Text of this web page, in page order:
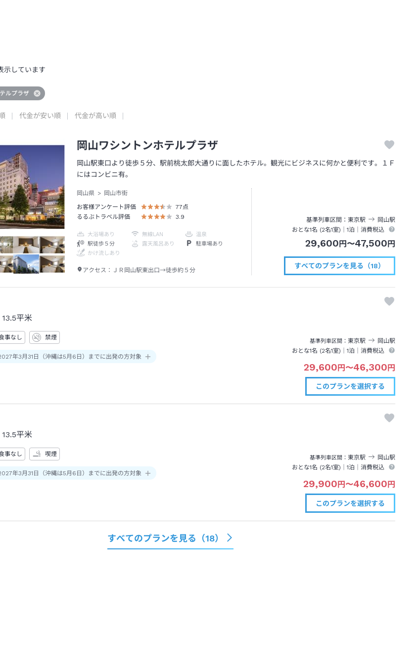
示しています
ルプラザ
代金が安い順 代金が高い順
岡山ワシントンホテルプラザ
岡山駅東口より徒歩５分、駅前桃太郎大通りに面したホテル。観光にビジネスに何かと便利です。１Ｆ
にはコンビニ有。
岡山県
岡山市街
お客様アンケート評価
77点
るるぶトラベル評価
3.9
大浴場あり 無線LAN
温泉
駅徒歩５分
露天風呂あり
駐車場あり
かけ流しあり
アクセス： ＪＲ岡山駅東出口→徒歩約５分
基準列車区間 東京駅 岡山駅
おとな1名 (2名1室)｜1泊 ｜消費税込
29,600円〜47,500円
すべてのプランを見る（18）
13.5平米
事なし 禁煙
年3月31日（沖縄は5月6日）までに出発の方対象
基準列車区間 東京駅 岡山駅
おとな1名 (2名1室)｜1泊 ｜消費税込
29,600円〜46,300円
このプランを選択する
13.5平米
事なし 喫煙
年3月31日（沖縄は5月6日）までに出発の方対象
基準列車区間 東京駅 岡山駅
おとな1名 (2名1室)｜1泊 ｜消費税込
29,900 円 〜46,600 円
このプランを選択する
すべてのプランを見る（18）